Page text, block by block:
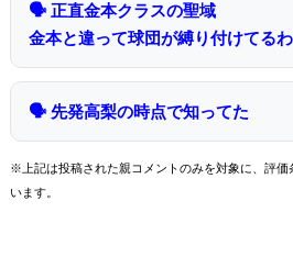
🗣 正直金本クラスの聖域
金本と違って球団が縛り付けてる
🗣 先発高梨の時点で知ってた
※上記は投稿された親コメントのみを対象に、評価
います。